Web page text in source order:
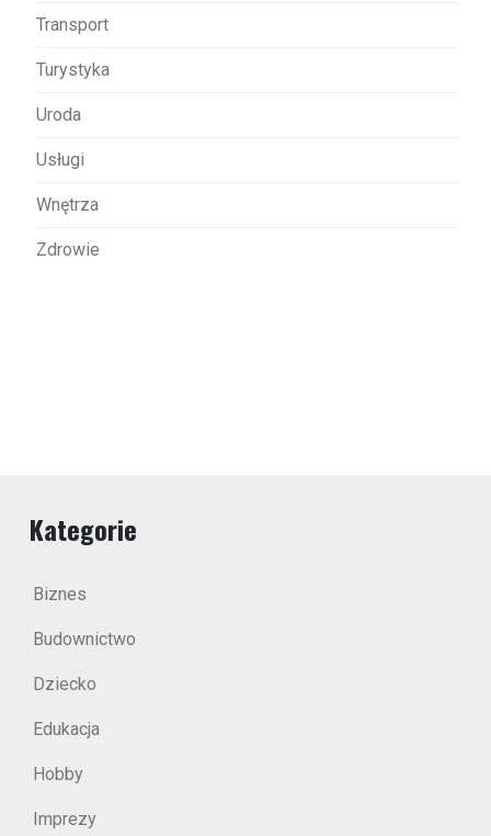
Transport
Turystyka
Uroda
Usługi
Wnętrza
Zdrowie
Kategorie
Biznes
Budownictwo
Dziecko
Edukacja
Hobby
Imprezy